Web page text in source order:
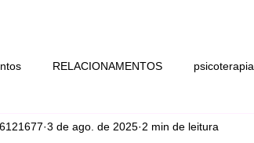
RELACIONAMENTOS psicoterapia
3 de ago. de 2025 2 min de leitura